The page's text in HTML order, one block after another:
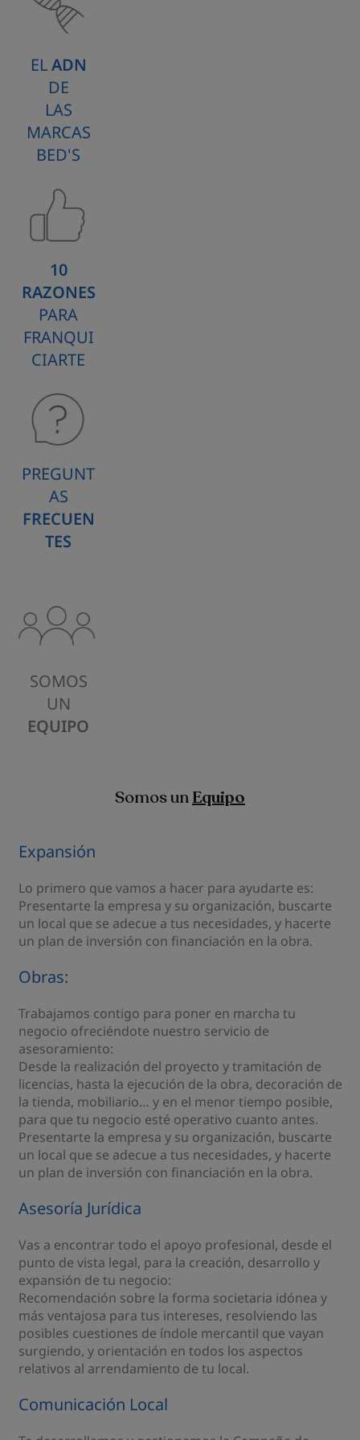
ELADN
DE
LAS
MARCAS
BED'S
10
RAZONES
PARA
FRANQUI
CIARTE
PREGUNT
AS
FRECUEN
TES
SOMOS
UN
EQUIPO
Somos unEquipo
Expansión
Lo primero que vamos a hacer para ayudarte es:
Presentarte la empresa y su organización, buscarte
un local que se adecue a tus necesidades, y hacerte
un plan de inversión con financiación en la obra.
Obras:
Trabajamos contigo para poner en marcha tu
negocio ofreciéndote nuestro servicio de
asesoramiento:
Desde la realización del proyecto y tramitación de
licencias, hasta la ejecución de la obra, decoración de
la tienda, mobiliario… y en el menor tiempo posible,
para que tu negocio esté operativo cuanto antes.
Presentarte la empresa y su organización, buscarte
un local que se adecue a tus necesidades, y hacerte
un plan de inversión con financiación en la obra.
Asesoría Jurídica
Vas a encontrar todo el apoyo profesional, desde el
punto de vista legal, para la creación, desarrollo y
expansión de tu negocio:
Recomendación sobre la forma societaria idónea y
más ventajosa para tus intereses, resolviendo las
posibles cuestiones de índole mercantil que vayan
surgiendo, y orientación en todos los aspectos
relativos al arrendamiento de tu local.
Comunicación Local